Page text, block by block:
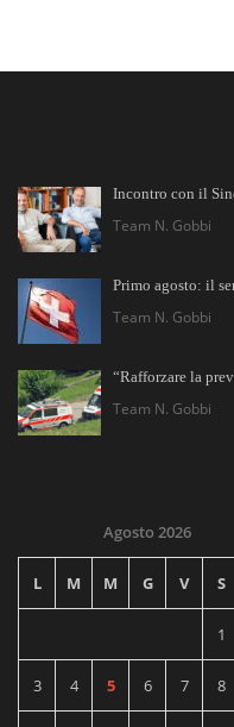
Incontro con il
Team N. Gobbi
Primo agosto: il
Team N. Gobbi
“Rafforzare la
Team N. Gobbi
Agosto 2026
L M M G V S
1
3 4 5 6 7 8